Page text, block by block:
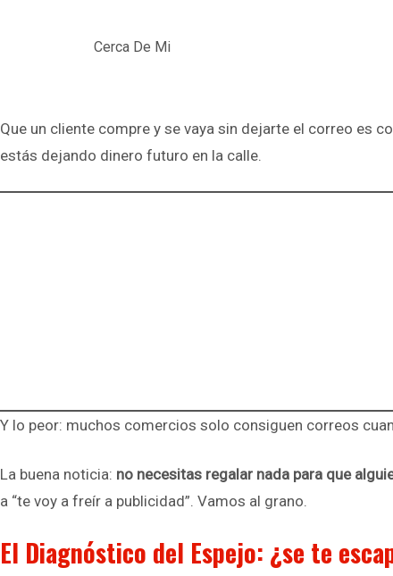
Cerca De Mi
Que un cliente compre y se vaya sin dejarte el correo es
estás dejando dinero futuro en la calle.
Y lo peor: muchos comercios solo consiguen correos
La buena noticia: no necesitas regalar nada para que
a “te voy a freír a publicidad”. Vamos al grano.
El Diagnóstico del Espejo: ¿se te